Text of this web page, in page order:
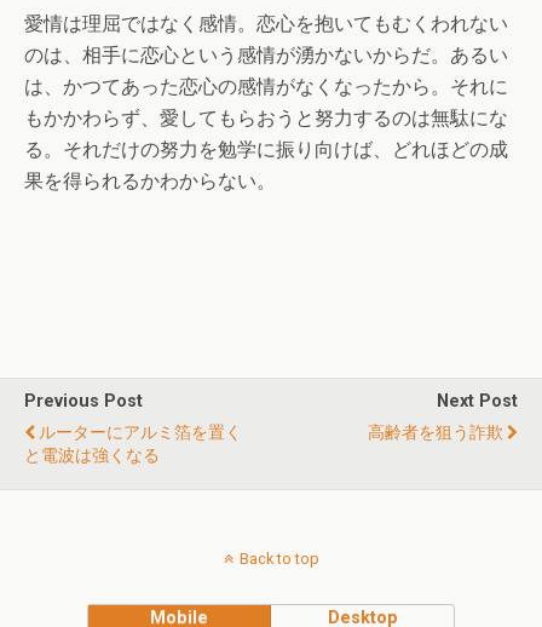
愛情は理屈ではなく感情。恋心を抱いてもむくわれない
のは、相手に恋心という感情が湧かないからだ。あるい
は、かつてあった恋心の感情がなくなったから。それに
もかかわらず、愛してもらおうと努力するのは無駄にな
る。それだけの努力を勉学に振り向けば、どれほどの成
果を得られるかわからない。
Previous Post
ルーターにアルミ箔を置く
と電波は強くなる
Next Post
高齢者を狙う詐欺
Back to top
Mobile Desktop